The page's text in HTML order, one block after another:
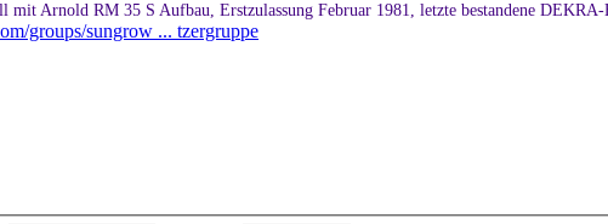
mit Arnold RM 35 S Aufbau, Erstzulassung Februar 1981, letzte bestandene
groups/sungrow ... tzergruppe